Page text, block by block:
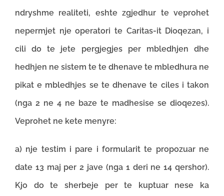
ndryshme realiteti, eshte zgjedhur te veprohet
nepermjet nje operatori te Caritas-it Dioqezan, i
cili do te jete pergjegjes per mbledhjen dhe
hedhjen ne sistem te te dhenave te mbledhura ne
pikat e mbledhjes se te dhenave te ciles i takon
(nga 2 ne 4 ne baze te madhesise se dioqezes).
Veprohet ne kete menyre:
a) nje testim i pare i formularit te propozuar ne
date 13 maj per 2 jave (nga 1 deri ne 14 qershor).
Kjo do te sherbeje per te kuptuar nese ka